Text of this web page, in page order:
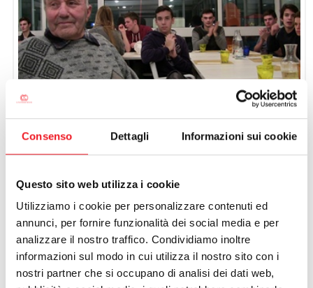
Consenso Dettagli Informazioni sui cookie
Questo sito web utilizza i cookie
Utilizziamo i cookie per personalizzare contenuti ed
annunci, per fornire funzionalità dei social media e per
analizzare il nostro traffico. Condividiamo inoltre
informazioni sul modo in cui utilizza il nostro sito con i
nostri partner che si occupano di analisi dei dati web,
Gilioli, ed alle sue spalle le nuove leve
Gilioli
, la “cena delle glorie” ha riunito intorno al tavolo cinque
italiani, partecipazioni ad europei, mondiali ed olimpiadi, ma
soprattutto tante persone unite da una passione potente, quasi
un codice d’onore, che impernia l’animo e una volta scelto non
si lascia più.